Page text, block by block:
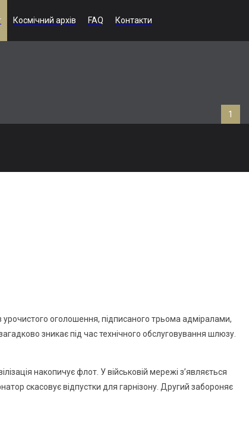
Космічний архів FAQ Контакти
1
оголошення, підписаного трьома адміралами,
зникає під час технічного обслуговування шлюзу.
накопичує флот. У військовій мережі з’являється
скасовує відпустки для гарнізону. Другий забороняє